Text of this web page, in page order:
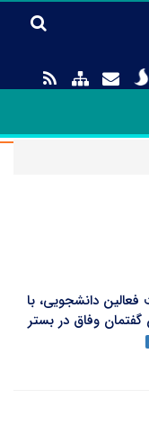
دانشجویی، با
وفاق در بستر